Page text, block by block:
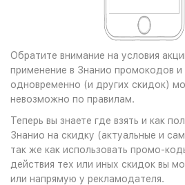
Обратите внимание на условия
применение в Знанио промокодов и
одновременно (и других скидок)
невозможно по правилам.
Теперь вы знаете где взять и как
Знанио на скидку (актуальные и
так же как использовать промо-
действия тех или иных скидок вы
или напрямую у рекламодателя.